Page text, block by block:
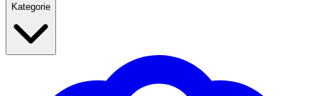
Kategorie